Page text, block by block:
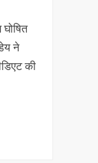
घोषित
ने
की